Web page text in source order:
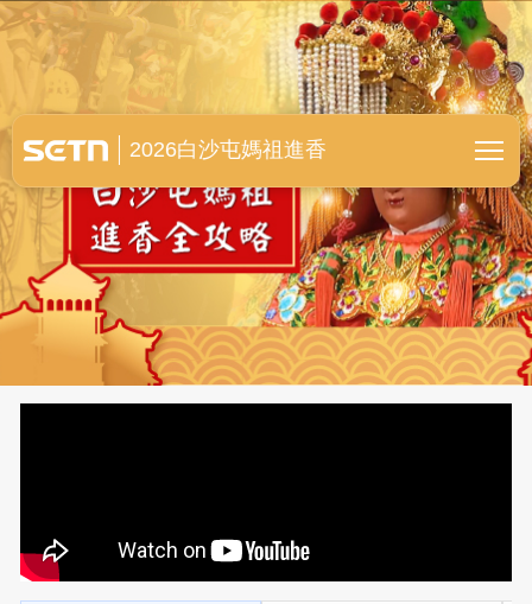
白沙屯媽祖進香全紀錄
2026白沙屯媽祖進香